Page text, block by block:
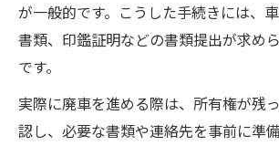
が一般的です。こうした手続きには、
書類、印鑑証明などの書類提出が求め
です。
実際に廃車を進める際は、所有権が残
認し、必要な書類や連絡先を事前に準